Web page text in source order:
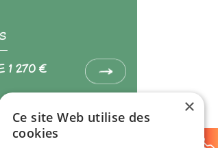
270 €
×
Ce site Web utilise des
cookies